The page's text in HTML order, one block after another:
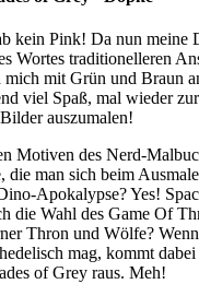
kein Pink! Da nun meine
Wortes traditionelleren
mich mit Grün und Braun
viel Spaß, mal wieder
auszumalen!
Motiven des Nerd-
die man sich beim
Apokalypse? Yes!
die Wahl des Game Of
Thron und Wölfe?
mag, kommt
of Grey raus. Meh!